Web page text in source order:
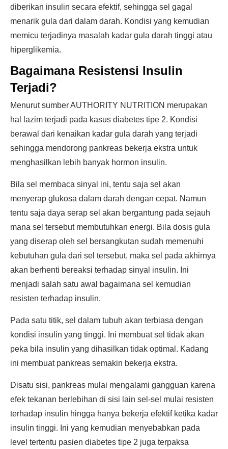
diberikan insulin secara efektif, sehingga sel gagal
menarik gula dari dalam darah. Kondisi yang kemudian
memicu terjadinya masalah kadar gula darah tinggi atau
hiperglikemia.
Bagaimana Resistensi Insulin
Terjadi?
Menurut sumber AUTHORITY NUTRITION merupakan
hal lazim terjadi pada kasus diabetes tipe 2. Kondisi
berawal dari kenaikan kadar gula darah yang terjadi
sehingga mendorong pankreas bekerja ekstra untuk
menghasilkan lebih banyak hormon insulin.
Bila sel membaca sinyal ini, tentu saja sel akan
menyerap glukosa dalam darah dengan cepat. Namun
tentu saja daya serap sel akan bergantung pada sejauh
mana sel tersebut membutuhkan energi. Bila dosis gula
yang diserap oleh sel bersangkutan sudah memenuhi
kebutuhan gula dari sel tersebut, maka sel pada akhirnya
akan berhenti bereaksi terhadap sinyal insulin. Ini
menjadi salah satu awal bagaimana sel kemudian
resisten terhadap insulin.
Pada satu titik, sel dalam tubuh akan terbiasa dengan
kondisi insulin yang tinggi. Ini membuat sel tidak akan
peka bila insulin yang dihasilkan tidak optimal. Kadang
ini membuat pankreas semakin bekerja ekstra.
Disatu sisi, pankreas mulai mengalami gangguan karena
efek tekanan berlebihan di sisi lain sel-sel mulai resisten
terhadap insulin hingga hanya bekerja efektif ketika kadar
insulin tinggi. Ini yang kemudian menyebabkan pada
level tertentu pasien diabetes tipe 2 juga terpaksa